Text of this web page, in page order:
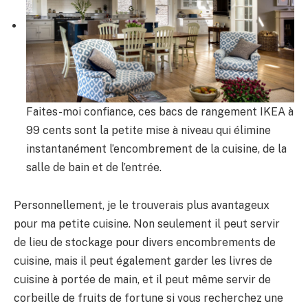
Faites-moi confiance, ces bacs de rangement IKEA à
99 cents sont la petite mise à niveau qui élimine
instantanément l’encombrement de la cuisine, de la
salle de bain et de l’entrée.
Personnellement, je le trouverais plus avantageux
pour ma petite cuisine. Non seulement il peut servir
de lieu de stockage pour divers encombrements de
cuisine, mais il peut également garder les livres de
cuisine à portée de main, et il peut même servir de
corbeille de fruits de fortune si vous recherchez une